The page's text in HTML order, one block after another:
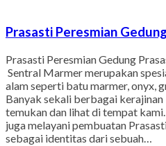
Prasasti Peresmian Gedung
Prasasti Peresmian Gedung
Sentral Marmer merupakan
alam seperti batu marmer, onyx,
Banyak sekali berbagai
temukan dan lihat di tempat
juga melayani pembuatan
sebagai identitas dari sebuah…